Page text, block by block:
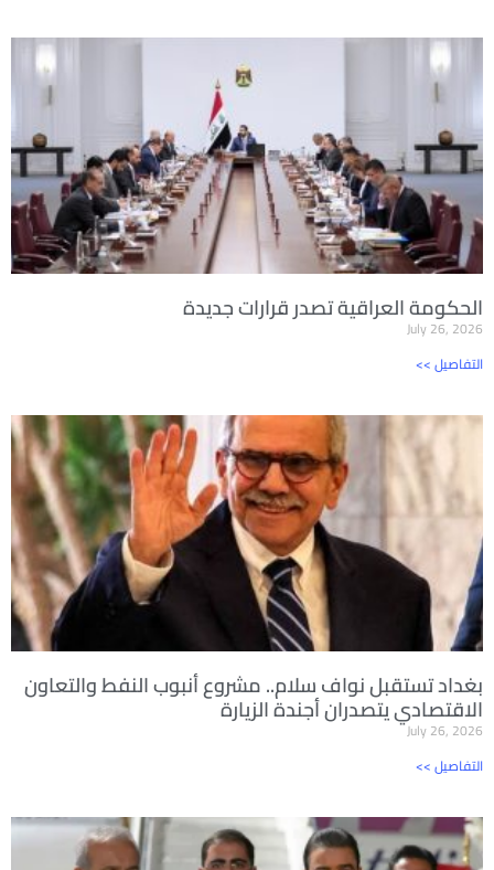
الحكومة العراقية تصدر قرارات جديدة
July 26, 2026
<< التفاصيل
بغداد تستقبل نواف سلام.. مشروع أنبوب النفط والتعاون
الاقتصادي يتصدران أجندة الزيارة
July 26, 2026
<< التفاصيل